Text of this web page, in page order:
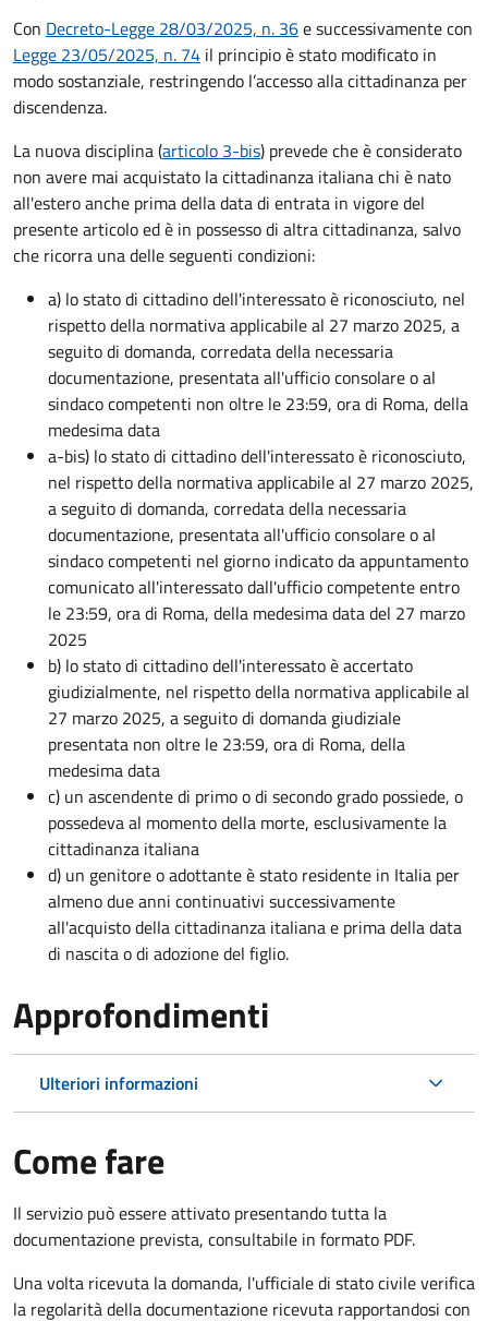
Con Decreto-Legge 28/03/2025, n. 36e successivamente con
Legge 23/05/2025, n. 74 il principio è stato modificato in
modo sostanziale, restringendo l’accesso alla cittadinanza per
discendenza.
La nuova disciplina (articolo 3-bis) prevede cheèconsiderato
non avere mai acquistato la cittadinanza italiana chi è nato
all'estero anche prima della data di entrata in vigore del
presente articolo ed è in possesso di altra cittadinanza, salvo
che ricorra una delle seguenti condizioni:
a) lo stato di cittadino dell'interessato è riconosciuto, nel
rispetto della normativa applicabile al 27 marzo 2025, a
seguito di domanda, corredata della necessaria
documentazione, presentata all'ufficio consolare o al
sindaco competenti non oltre le 23:59, ora di Roma, della
medesima data
a-bis) lo stato di cittadino dell'interessato è riconosciuto,
nel rispetto della normativa applicabile al 27 marzo 2025,
a seguito di domanda, corredata della necessaria
documentazione, presentata all'ufficio consolare o al
sindaco competenti nel giorno indicato da appuntamento
comunicato all'interessato dall'ufficio competente entro
le 23:59, ora di Roma, della medesima data del 27 marzo
2025
b) lo stato di cittadino dell'interessato è accertato
giudizialmente, nel rispetto della normativa applicabile al
27 marzo 2025, a seguito di domanda giudiziale
presentata non oltre le 23:59, ora di Roma, della
medesima data
c) un ascendente di primo o di secondo grado possiede, o
possedeva al momento della morte, esclusivamente la
cittadinanza italiana
d) un genitore o adottante è stato residente in Italia per
almeno due anni continuativi successivamente
all'acquisto della cittadinanza italiana e prima della data
di nascita o di adozione del figlio.
Approfondimenti
Ulteriori informazioni
Come fare
Il servizio può essere attivato presentando tutta la
documentazione prevista, consultabile in formato PDF.
Una volta ricevuta la domanda, l'ufficiale di stato civile verifica
la regolarità della documentazione ricevuta rapportandosi con